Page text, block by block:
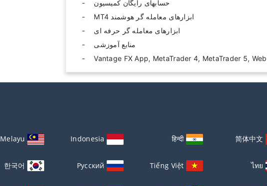
حسابهای رایگان کمیسیون
ابزارهای معامله گر هوشمند MT4
ابزارهای معامله گر حرفه ای
منابع آموزشی
简体中文
हिन्दी
Indonesia
Melayu
ไทย
Tiếng Việt
Русский
한국어